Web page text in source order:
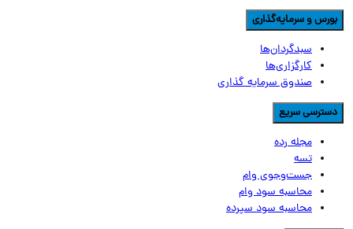
و سرمایه‌گذاری
سبدگردان‌ها
کارگزاری‌ها
صندوق سرمایه گذاری
سریع
مجله رده
تسه
جست‌وجوی وام
محاسبه سود وام
محاسبه سود سپرده